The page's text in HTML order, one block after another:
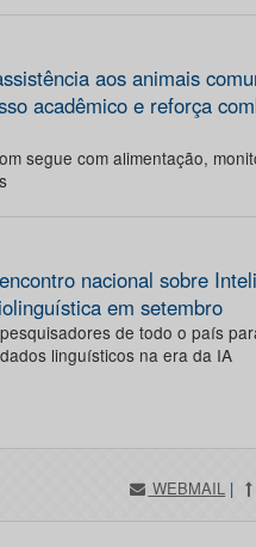
aos animais
acadêmico e reforça
segue com alimentação,
nacional sobre
em setembro
de todo o país
linguísticos na era da IA
WEBMAIL |